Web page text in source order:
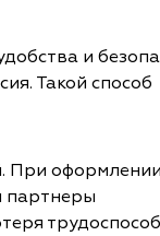
и
Такой способ
При
партнеры